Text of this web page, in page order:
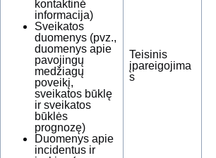
kontaktinė
informacija)
Sveikatos
duomenys (pvz.,
duomenys apie
pavojingų
medžiagų
poveikį,
sveikatos būklę
ir sveikatos
būklės
prognozę)
Duomenys apie
incidentus ir
Teisinis
įpareigojima
s